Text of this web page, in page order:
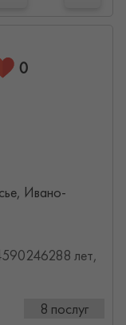
0
Ивано-
лет,
8 послуг